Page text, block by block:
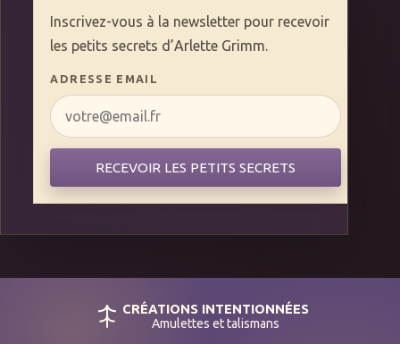
Inscrivez-vous à la newsletter pour recevoir
les petits secrets d’Arlette Grimm.
ADRESSE EMAIL
RECEVOIR LES PETITS SECRETS
CRÉATIONS INTENTIONNÉES
Amulettes et talismans